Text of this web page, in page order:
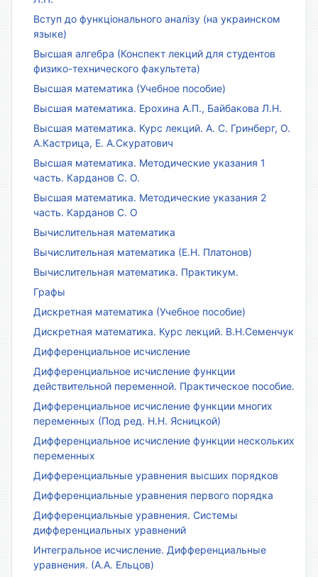
Вступ до функціонального аналізу (на украинском
языке)
Высшая алгебра (Конспект лекций для студентов
физико-технического факультета)
Высшая математика (Учебное пособие)
Высшая математика. Ерохина А.П., Байбакова Л.Н.
Высшая математика. Курс лекций. А. С. Гринберг, О.
А.Кастрица, Е. А.Скуратович
Высшая математика. Методические указания 1
часть. Карданов С. О.
Высшая математика. Методические указания 2
часть. Карданов С. О
Вычислительная математика
Вычислительная математика (Е.Н. Платонов)
Вычислительная математика. Практикум.
Графы
Дискретная математика (Учебное пособие)
Дискретная математика. Курс лекций. В.Н.Семенчук
Дифференциальное исчисление
Дифференциальное исчисление функции
действительной переменной. Практическое пособие.
Дифференциальное исчисление функции многих
переменных (Под ред. Н.Н. Ясницкой)
Дифференциальное исчисление функции нескольких
переменных
Дифференциальные уравнения высших порядков
Дифференциальные уравнения первого порядка
Дифференциальные уравнения. Системы
дифференциальных уравнений
Интегральное исчисление. Дифференциальные
уравнения. (А.А. Ельцов)